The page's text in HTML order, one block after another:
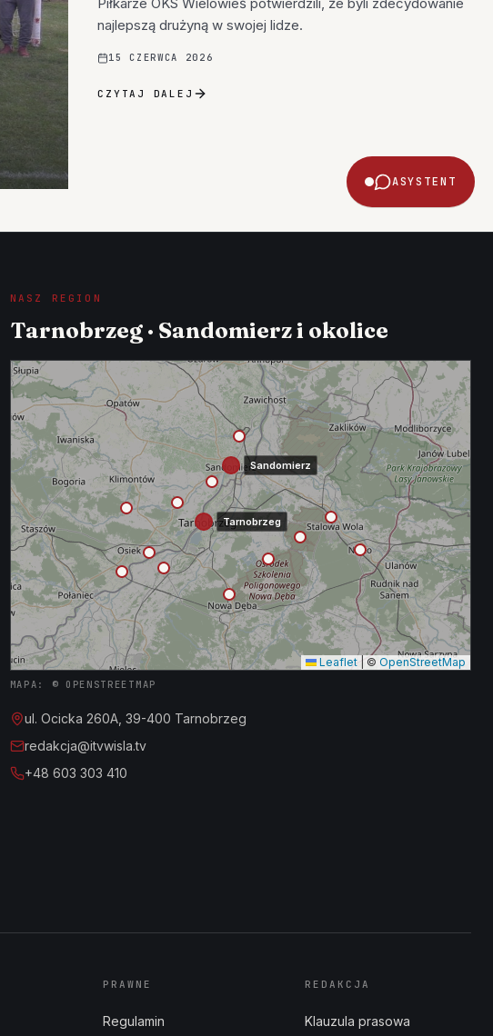
ASYSTENT
Piłkarze OKS Wielowieś potwierdzili, że byli zdecydowanie
najlepszą drużyną w swojej lidze.
15 CZERWCA 2026
CZYTAJ DALEJ
NASZ REGION
Tarnobrzeg · Sandomierz i okolice
Tarnobrzeg
Sandomierz
Leaflet © OpenStreetMap
MAPA: © OPENSTREETMAP
ul. Ocicka 260A, 39-400 Tarnobrzeg
redakcja@itvwisla.tv
+48 603 303 410
PRAWNE
Regulamin
REDAKCJA
Klauzula prasowa